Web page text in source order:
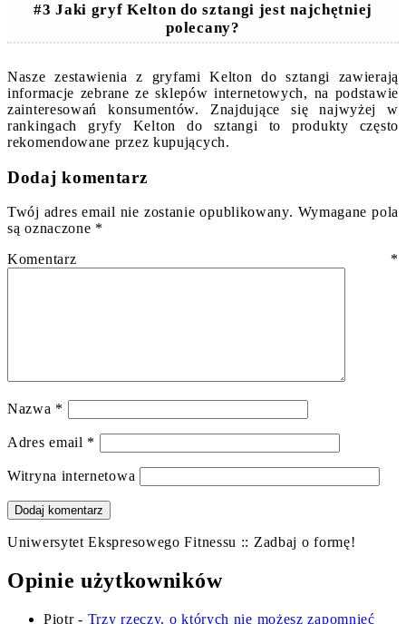
#3 Jaki gryf Kelton do sztangi jest najchętniej
polecany?
Nasze zestawienia z gryfami Kelton do sztangi zawierają
informacje zebrane ze sklepów internetowych, na podstawie
zainteresowań konsumentów. Znajdujące się najwyżej w
rankingach gryfy Kelton do sztangi to produkty często
rekomendowane przez kupujących.
Dodaj komentarz
Twój adres email nie zostanie opublikowany. Wymagane pola
są oznaczone *
Komentarz *
Nazwa *
Adres email *
Witryna internetowa
Uniwersytet Ekspresowego Fitnessu :: Zadbaj o formę!
Opinie użytkowników
Piotr- Trzy rzeczy, o których nie możesz zapomnieć